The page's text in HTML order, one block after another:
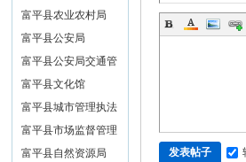
富平县农业农村局
富平县公安局
富平县公安局交通管
理大队
富平县文化馆
富平县城市管理执法
局
富平县市场监督管理
局
富平县自然资源局
发表帖子